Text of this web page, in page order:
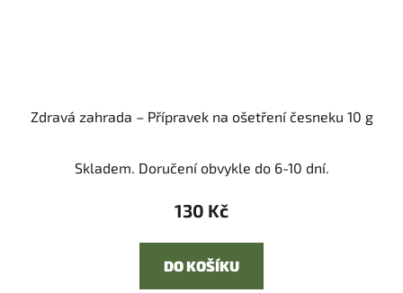
Zdravá zahrada – Přípravek na ošetření česneku 10 g
Skladem. Doručení obvykle do 6-10 dní.
130 Kč
DO KOŠÍKU